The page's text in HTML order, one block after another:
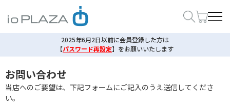
2025年6月2日以前に会員登録した方は
【パスワード再設定】 をお願いいたします
お問い合わせ
当店へのご要望は、下記フォームにご記入のうえ送信してくださ
い。